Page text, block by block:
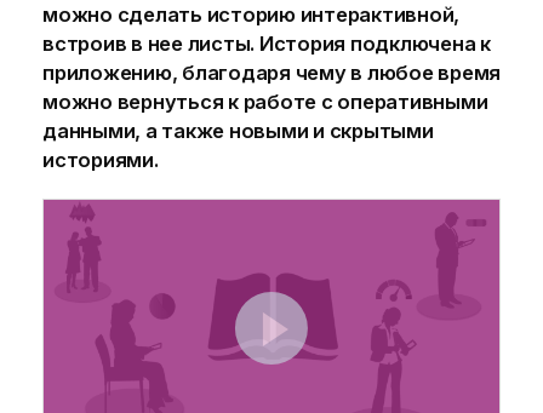
можно сделать историю интерактивной,
встроив в нее листы. История подключена к
приложению, благодаря чему в любое время
можно вернуться к работе с оперативными
данными, а также новыми и скрытыми
историями.